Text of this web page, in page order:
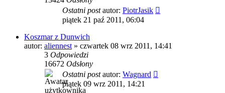
Ostatni postautor: PiotrJasik
piątek 21 paź 2011, 06:04
Koszmar z Dunwich
autor: aliennest» czwartek 08 wrz 2011, 14:41
3 Odpowiedzi
16672 Odsłony
Ostatni postautor: Wagnard
piątek 09 wrz 2011, 14:21